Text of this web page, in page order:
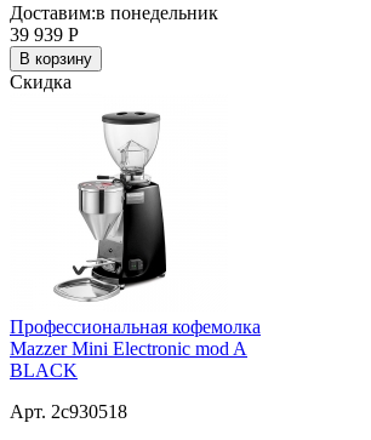
Доставим:в понедельник
39 939 Р
В корзину
Скидка
Профессиональная кофемолка
Mazzer Mini Electronic mod A
BLACK
Арт. 2c930518